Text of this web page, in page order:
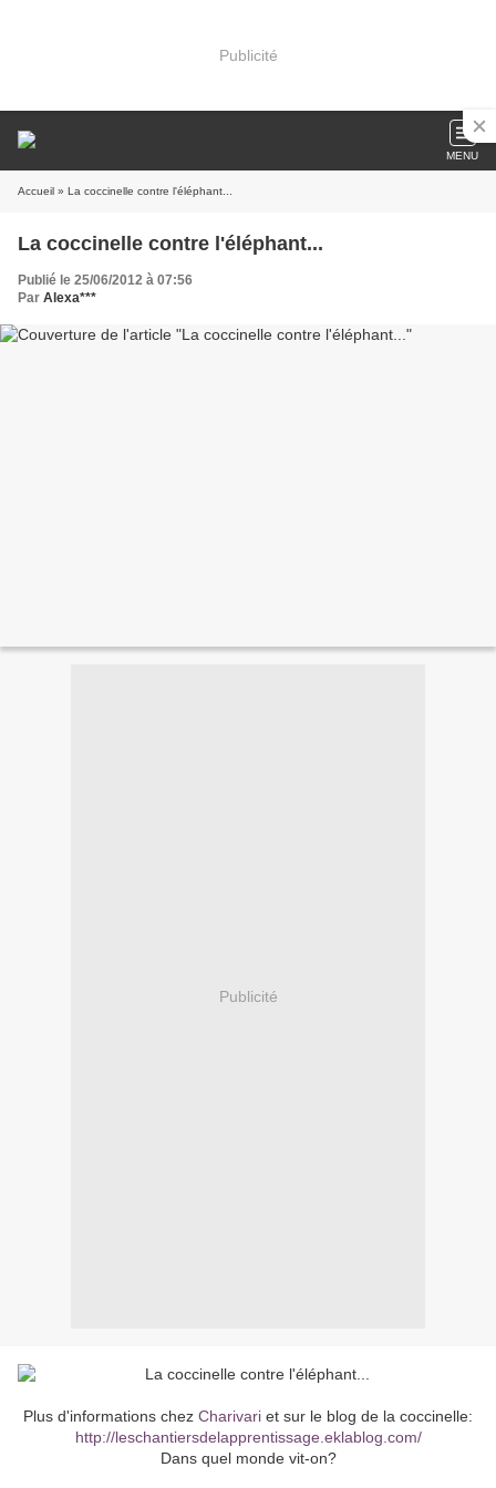
Publicité
MENU
Accueil » La coccinelle contre l'éléphant...
La coccinelle contre l'éléphant...
Publié le 25/06/2012 à 07:56
Par Alexa***
Publicité
Plus d'informations chez Charivari et sur le blog de la coccinelle:
http://leschantiersdelapprentissage.eklablog.com/
Dans quel monde vit-on?